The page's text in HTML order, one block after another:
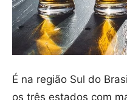
É na região Sul do
os três estados com